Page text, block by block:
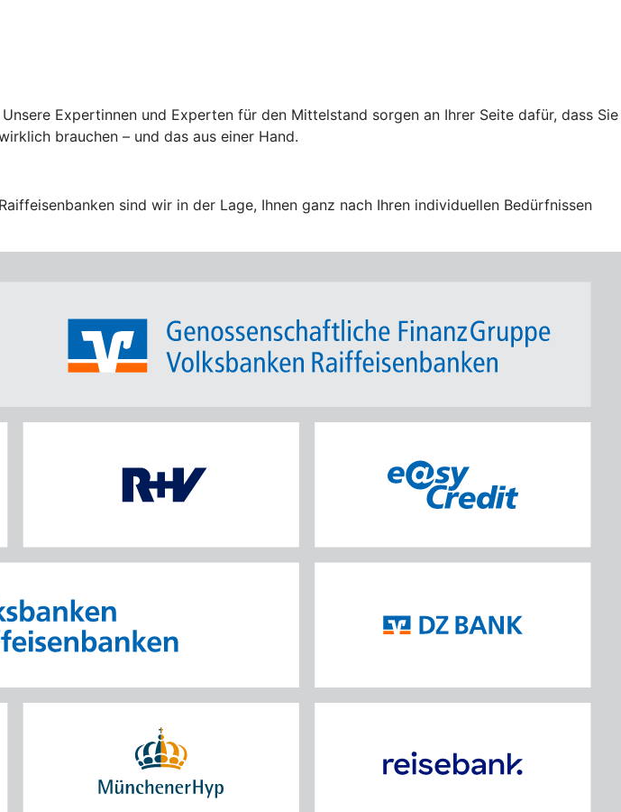
Expertinnen und Experten für den Mittelstand sorgen an Ihrer Seite dafür, dass Sie
brauchen – und das aus einer Hand.
sind wir in der Lage, Ihnen ganz nach Ihren individuellen Bedürfnissen